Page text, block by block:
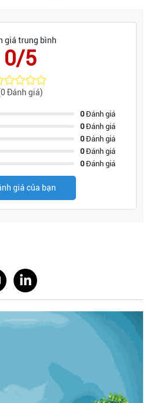
giá trung bình
0/5
Đánh giá)
0Đánh giá
0Đánh giá
0Đánh giá
0Đánh giá
0Đánh giá
giá của bạn